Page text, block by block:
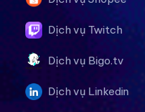
Dịch vụ Twitch
Dịch vụ Bigo.tv
Dịch vụ Linkedin